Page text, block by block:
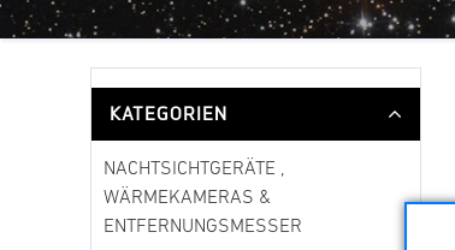
KATEGORIEN
NACHTSICHTGERÄTE ,
WÄRMEKAMERAS &
ENTFERNUNGSMESSER